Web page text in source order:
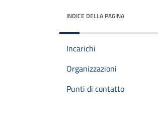
INDICE DELLA PAGINA
Incarichi
Organizzazioni
Punti di contatto